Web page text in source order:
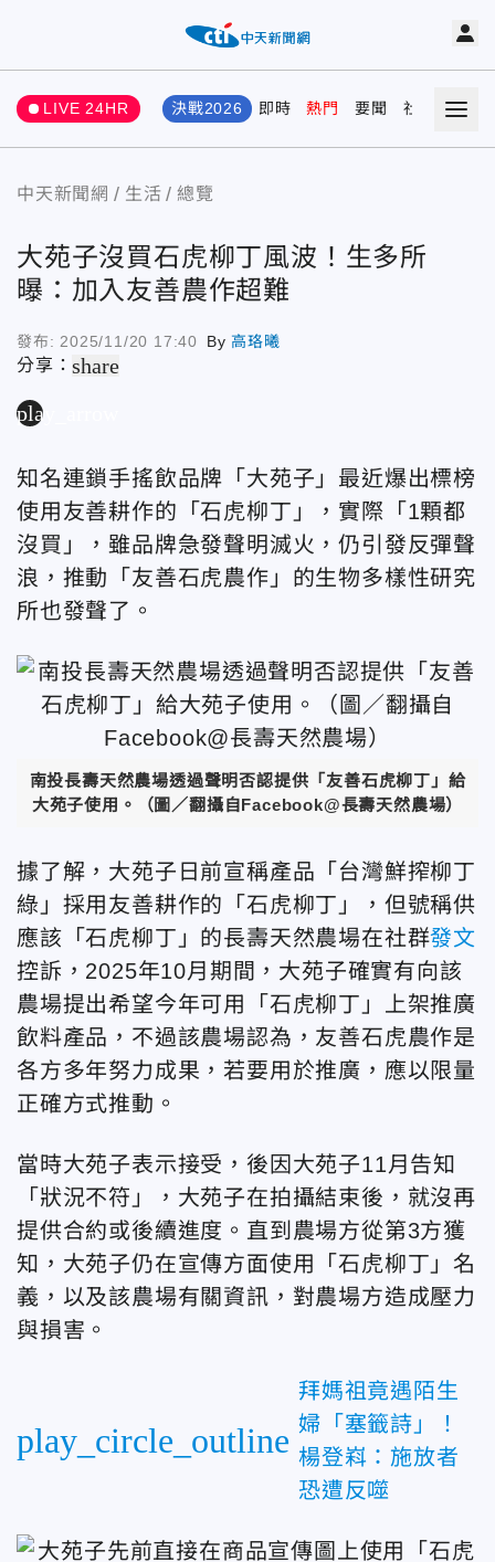
LIVE 24HR 決戰2026 即時 熱門 要聞 社會 娛樂
中天新聞網 生活 總覽
大苑子沒買石虎柳丁風波！生多所
曝：加入友善農作超難
發布: 2025/11/20 17:40 By高珞曦
分享：share
play_arrow
知名連鎖手搖飲品牌「大苑子」最近爆出標榜
使用友善耕作的「石虎柳丁」，實際「1顆都
沒買」，雖品牌急發聲明滅火，仍引發反彈聲
浪，推動「友善石虎農作」的生物多樣性研究
所也發聲了。
南投長壽天然農場透過聲明否認提供「友善石虎柳丁」給
大苑子使用。（圖／翻攝自Facebook@長壽天然農場）
據了解，大苑子日前宣稱產品「台灣鮮搾柳丁
綠」採用友善耕作的「石虎柳丁」，但號稱供
應該「石虎柳丁」的長壽天然農場在社群發文
控訴，2025年10月期間，大苑子確實有向該
農場提出希望今年可用「石虎柳丁」上架推廣
飲料產品，不過該農場認為，友善石虎農作是
各方多年努力成果，若要用於推廣，應以限量
正確方式推動。
當時大苑子表示接受，後因大苑子11月告知
「狀況不符」，大苑子在拍攝結束後，就沒再
提供合約或後續進度。直到農場方從第3方獲
知，大苑子仍在宣傳方面使用「石虎柳丁」名
義，以及該農場有關資訊，對農場方造成壓力
與損害。
play_circle_outline
拜媽祖竟遇陌生
婦「塞籤詩」！
楊登嵙：施放者
恐遭反噬